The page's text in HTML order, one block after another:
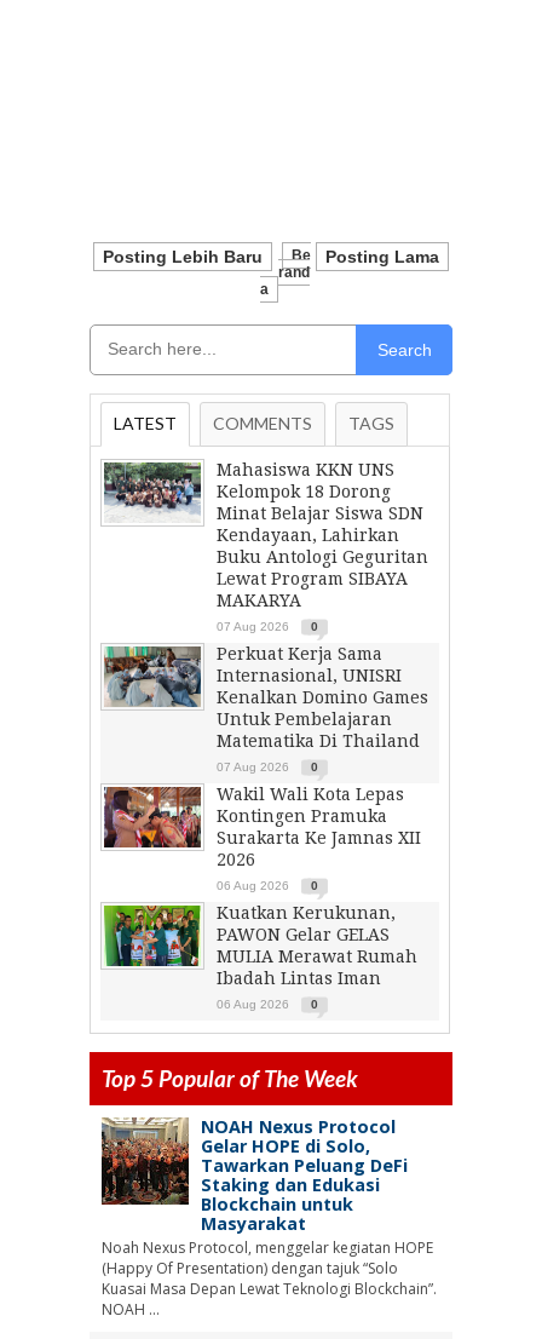
Posting Lebih Baru Posting Lama
Be
Rand
A
Search
LATEST COMMENTS TAGS
Mahasiswa KKN UNS
Kelompok 18 Dorong
Minat Belajar Siswa SDN
Kendayaan, Lahirkan
Buku Antologi Geguritan
Lewat Program SIBAYA
MAKARYA
07 Aug 2026 0
Perkuat Kerja Sama
Internasional, UNISRI
Kenalkan Domino Games
Untuk Pembelajaran
Matematika Di Thailand
07 Aug 2026 0
Wakil Wali Kota Lepas
Kontingen Pramuka
Surakarta Ke Jamnas XII
2026
06 Aug 2026 0
Kuatkan Kerukunan,
PAWON Gelar GELAS
MULIA Merawat Rumah
Ibadah Lintas Iman
06 Aug 2026 0
Top 5 Popular of The Week
NOAH Nexus Protocol
Gelar HOPE di Solo,
Tawarkan Peluang DeFi
Staking dan Edukasi
Blockchain untuk
Masyarakat
Noah Nexus Protocol, menggelar kegiatan HOPE
(Happy Of Presentation) dengan tajuk “Solo
Kuasai Masa Depan Lewat Teknologi Blockchain”.
NOAH ...